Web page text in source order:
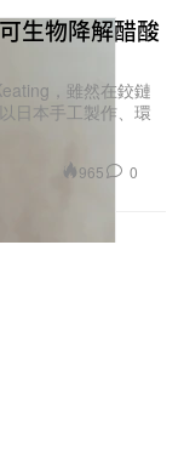
生物降解醋酸
，雖然在鉸鏈
日本手工製作、環
965 0